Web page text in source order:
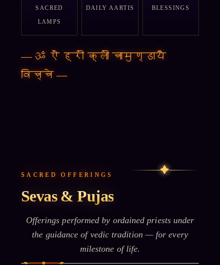
SACRED
LAMPS
DAILY AARTIS BLESSINGS
— ॐ ऐं ह्रीं क्लीं चामुण्डायै
विच्चे—
SACRED OFFERINGS ✦
Sevas & Pujas
Offerings performed by ordained priests under
the guidance of vedic tradition — for every
milestone of life.